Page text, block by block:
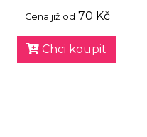
Cena již od 70 Kč
Chci koupit